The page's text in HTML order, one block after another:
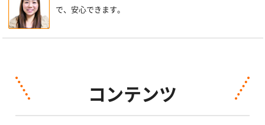
で、安心できます。
コンテンツ